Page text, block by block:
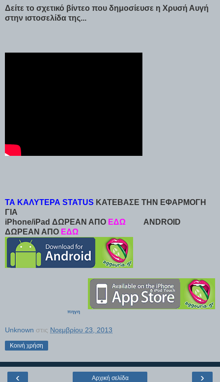
Δείτε το σχετικό βίντεο που δημοσίευσε η Χρυσή Αυγή
στην ιστοσελίδα της...
ΤΑ ΚΑΛΥΤΕΡΑ STATUS ΚΑΤΕΒΑΣΕ ΤΗΝ ΕΦΑΡΜΟΓΗ
ΓΙΑ
iPhone/iPad ΔΩΡΕΑΝ ΑΠΟ ΕΔΩ
ANDROID
ΔΩΡΕΑΝ ΑΠΟ ΕΔΩ
πηγη
Unknown στις Νοεμβρίου 23, 2013
Κοινή χρήση
‹ ›
Αρχική σελίδα